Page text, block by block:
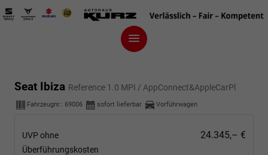
Seat Ibiza Reference 1.0 MPI / AppConnect&AppleCarPl
Fahrzeugnr.: 69006 sofort lieferbar Vorführwagen
UVP ohne
Überführungskosten
24.345,– €